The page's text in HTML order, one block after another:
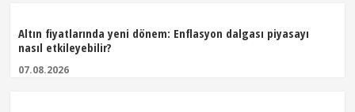
Altın fiyatlarında yeni dönem: Enflasyon dalgası piyasayı
nasıl etkileyebilir?
07.08.2026